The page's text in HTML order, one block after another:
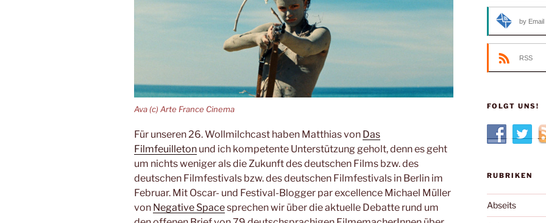
Ava (c) Arte France Cinema
Für unseren 26. Wollmilchcast haben Matthias von Das
Filmfeuilleton und ich kompetente Unterstützung geholt, denn es geht
um nichts weniger als die Zukunft des deutschen Films bzw. des
deutschen Filmfestivals bzw. des deutschen Filmfestivals in Berlin im
Februar. Mit Oscar- und Festival-Blogger par excellence Michael Müller
von Negative Spacesprechen wir über die aktuelle Debatte rund um
by Email
RSS
FOLGT UNS!
RUBRIKEN
Abseits